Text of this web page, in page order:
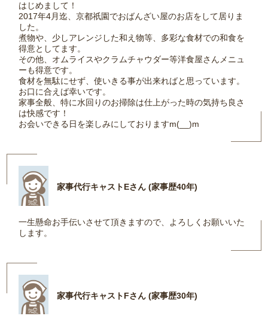
はじめまして！
2017年4月迄、京都祇園でおばんざい屋のお店をして居りま
した。
煮物や、少しアレンジした和え物等、多彩な食材での和食を
得意としてます。
その他、オムライスやクラムチャウダー等洋食屋さんメニュ
ーも得意です。
食材を無駄にせず、使いきる事が出来ればと思っています。
お口に合えば幸いです。
家事全般、特に水回りのお掃除は仕上がった時の気持ち良さ
は快感です！
お会いできる日を楽しみにしておりますm(__)m
家事代行キャストEさん (家事歴40年)
一生懸命お手伝いさせて頂きますので、よろしくお願いいた
します。
家事代行キャストFさん (家事歴30年)